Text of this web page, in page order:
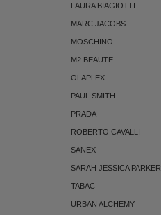
LAURA BIAGIOTTI
MARC JACOBS
MOSCHINO
M2 BEAUTE
OLAPLEX
PAUL SMITH
PRADA
ROBERTO CAVALLI
SANEX
SARAH JESSICA PARKER
TABAC
URBAN ALCHEMY